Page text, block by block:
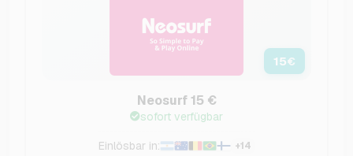
15€
Neosurf 15 €
sofort verfügbar
Einlösbar in: +14